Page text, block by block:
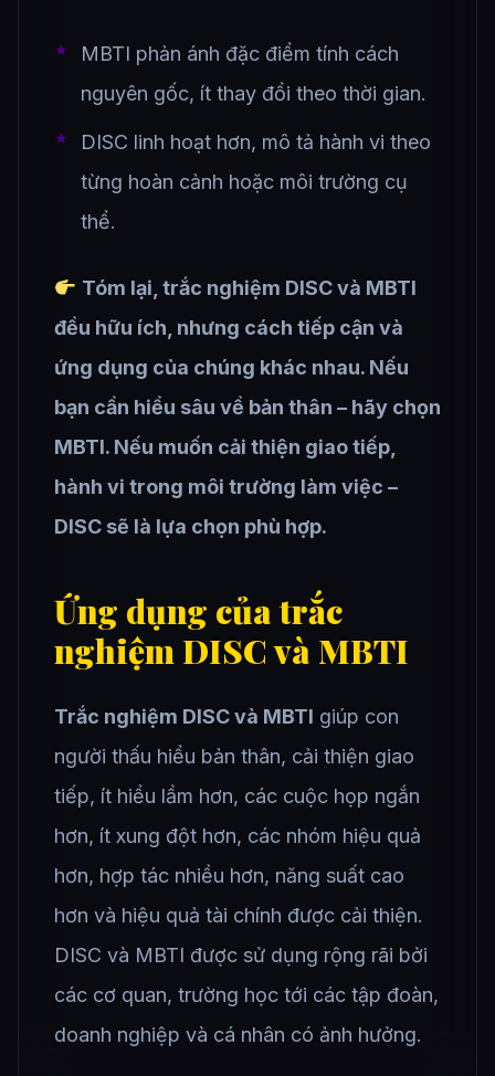
MBTI phản ánh đặc điểm tính cách
nguyên gốc, ít thay đổi theo thời gian.
DISC linh hoạt hơn, mô tả hành vi theo
từng hoàn cảnh hoặc môi trường cụ
thể.
Tóm lại, trắc nghiệm DISC và MBTI
đều hữu ích, nhưng cách tiếp cận và
ứng dụng của chúng khác nhau. Nếu
bạn cần hiểu sâu về bản thân – hãy chọn
MBTI. Nếu muốn cải thiện giao tiếp,
hành vi trong môi trường làm việc –
DISC sẽ là lựa chọn phù hợp.
Ứng dụng của trắc
nghiệm DISC và MBTI
Trắc nghiệm DISC và MBTI giúp con
người thấu hiểu bản thân, cải thiện giao
tiếp, ít hiểu lầm hơn, các cuộc họp ngắn
hơn, ít xung đột hơn, các nhóm hiệu quả
hơn, hợp tác nhiều hơn, năng suất cao
hơn và hiệu quả tài chính được cải thiện.
DISC và MBTI được sử dụng rộng rãi bởi
các cơ quan, trường học tới các tập đoàn,
doanh nghiệp và cá nhân có ảnh hưởng.